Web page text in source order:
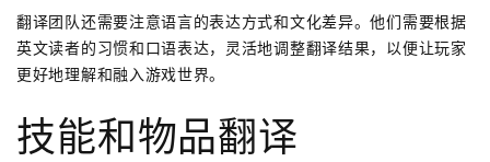
翻译团队还需要注意语言的表达方式和文化差异。他们需要根据
英文读者的习惯和口语表达，灵活地调整翻译结果，以便让玩家
更好地理解和融入游戏世界。
技能和物品翻译